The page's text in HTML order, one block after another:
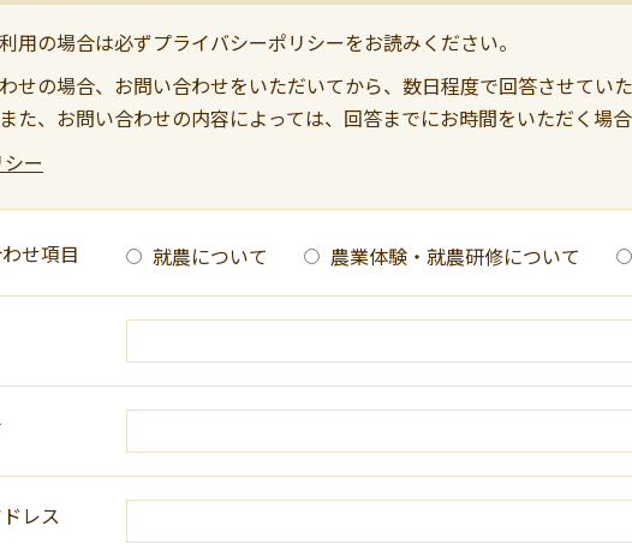
用の場合は必ずプライバシーポリシーをお読みください。
せの場合、お問い合わせをいただいてから、数日程度で回答させてい
た、お問い合わせの内容によっては、回答までにお時間をいただく場
ー
せ項目 就農について 農業体験・就農研修について
レス